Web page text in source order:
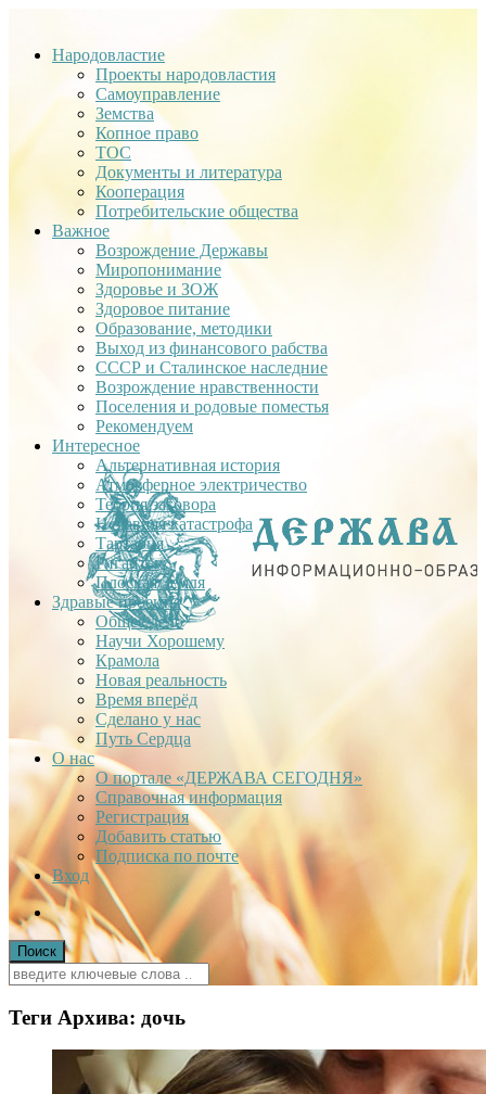
Народовластие
Проекты народовластия
Самоуправление
Земства
Копное право
ТОС
Документы и литература
Кооперация
Потребительские общества
Важное
Возрождение Державы
Миропонимание
Здоровье и ЗОЖ
Здоровое питание
Образование, методики
Выход из финансового рабства
СССР и Сталинское наследние
Возрождение нравственности
Поселения и родовые поместья
Рекомендуем
Интересное
Альтернативная история
Атмосферное электричество
Теория заговора
Недавняя катастрофа
Тартария
Гиганты
Плоская Земля
Здравые проекты
Общее дело
Научи Хорошему
Крамола
Новая реальность
Время вперёд
Сделано у нас
Путь Сердца
О нас
О портале «ДЕРЖАВА СЕГОДНЯ»
Справочная информация
Регистрация
Добавить статью
Подписка по почте
Вход
Теги Архива: дочь